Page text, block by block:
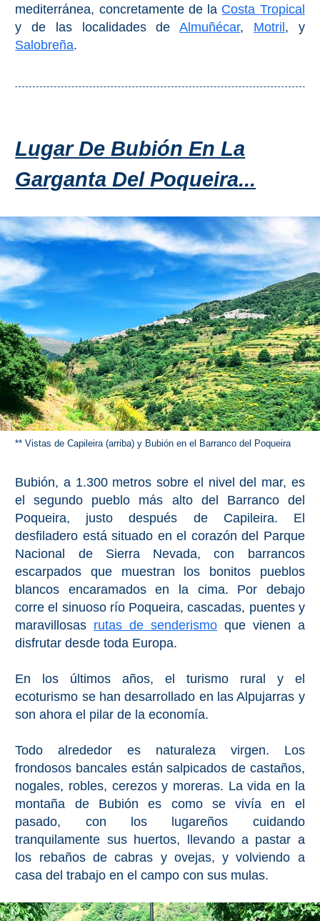
El Torcal de Antequera
Parqe AquaTropic
LUGARES
PARA
➜
Top Hoteles
Hostals
Apartmentos
Villas
Privadas
Campings
LOS
ALOJAMIENTOS
➜
GRANADA
Hoteles Boutique
Hoteles con Piscina
PLANIFIQUE
VIAJE
➜
Restaurantes
Alquiler de
Coches
Turismo
Mapas
RECOMENDACIONES
mediterránea, concretamente de la Costa Tropical
y de las localidades deAlmuñécar, Motril , y
Salobreña.
Lugar De Bubión En La
Garganta Del Poqueira...
** Vistas de Capileira (arriba) y Bubión en el Barranco del Poqueira
Bubión, a 1.300 metros sobre el nivel del mar, es
el segundo pueblo más alto del Barranco del
Poqueira, justo después de Capileira. El
desfiladero está situado en el corazón del Parque
Nacional de Sierra Nevada, con barrancos
escarpados que muestran los bonitos pueblos
blancos encaramados en la cima. Por debajo
corre el sinuoso río Poqueira, cascadas, puentes y
maravillosas rutas de senderismo que vienen a
disfrutar desde toda Europa.
En los últimos años, el turismo rural y el
ecoturismo se han desarrollado en las Alpujarras y
son ahora el pilar de la economía.
Todo alrededor es naturaleza virgen. Los
frondosos bancales están salpicados de castaños,
nogales, robles, cerezos y moreras. La vida en la
montaña de Bubión es como se vivía en el
pasado, con los lugareños cuidando
tranquilamente sus huertos, llevando a pastar a
los rebaños de cabras y ovejas, y volviendo a
casa del trabajo en el campo con sus mulas.